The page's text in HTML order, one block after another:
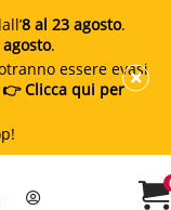
8 al 23 agosto.
.
essere evasi
👉 Clicca qui per